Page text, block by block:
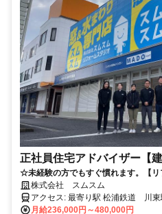
正社員住宅アドバイザー【建
☆未経験の方でもすぐ慣れます。【
ご提案がメインの仕事です。・20-50
容はスタッフが丁寧に教えますので
株式会社 スムスム
アクセス: 最寄り駅 松浦鉄道 川東駅 徒歩１５分 駐車場有り 車通
勤可
月給236,000円～480,000円